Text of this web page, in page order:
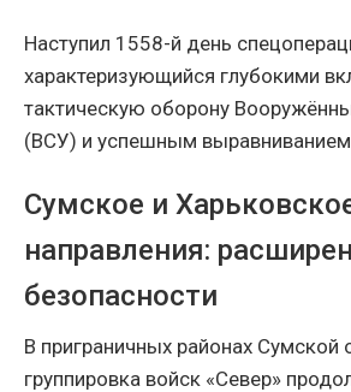
Наступил 1558-й день
характеризующийся глубокими
тактическую оборону
(ВСУ) и успешным выравниванием
Сумское и
направления:
безопасности
В приграничных районах Сумской
группировка войск «Север»